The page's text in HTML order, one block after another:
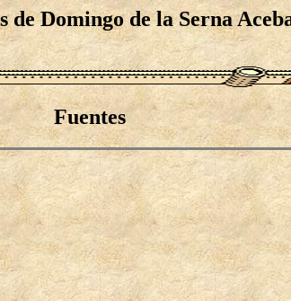
de Domingo de la Serna
Fuentes